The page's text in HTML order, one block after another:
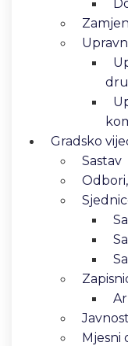
Gradsko
Sastav
Mjesni